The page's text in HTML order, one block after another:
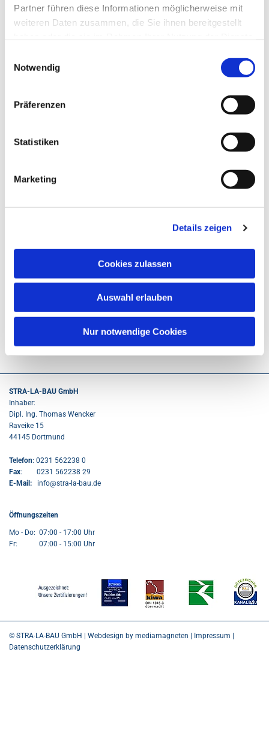
Partner führen diese Informationen möglicherweise mit
weiteren Daten zusammen, die Sie ihnen bereitgestellt
Notwendig
Präferenzen
Statistiken
Marketing
Details zeigen
Cookies zulassen
Auswahl erlauben
Nur notwendige Cookies
Zurück zur Leistungsübersicht
STRA-LA-BAU GmbH
Inhaber:
Dipl. Ing. Thomas Wencker
Raveike 15
44145 Dortmund
Telefon: 0231 562238 0
Fax: 0231 562238 29
E-Mail: info@stra-la-bau.de
Öffnungszeiten
Mo - Do: 07:00 - 17:00 Uhr
Fr: 07:00 - 15:00 Uhr
© STRA-LA-BAU GmbH | Webdesign by mediamagneten Impressum
Datenschutzerklärung